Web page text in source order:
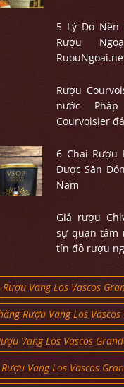
5 Lý Do Nên
Rượu
Rượu
nước
Courvoisier
6 Chai Rượu
Được Săn
Nam
Giá rượu
sự quan tâm
tín đồ rượu
Vang Los Vascos
Rượu Vang Los Vascos
Vang Los Vascos
Vang Los Vascos